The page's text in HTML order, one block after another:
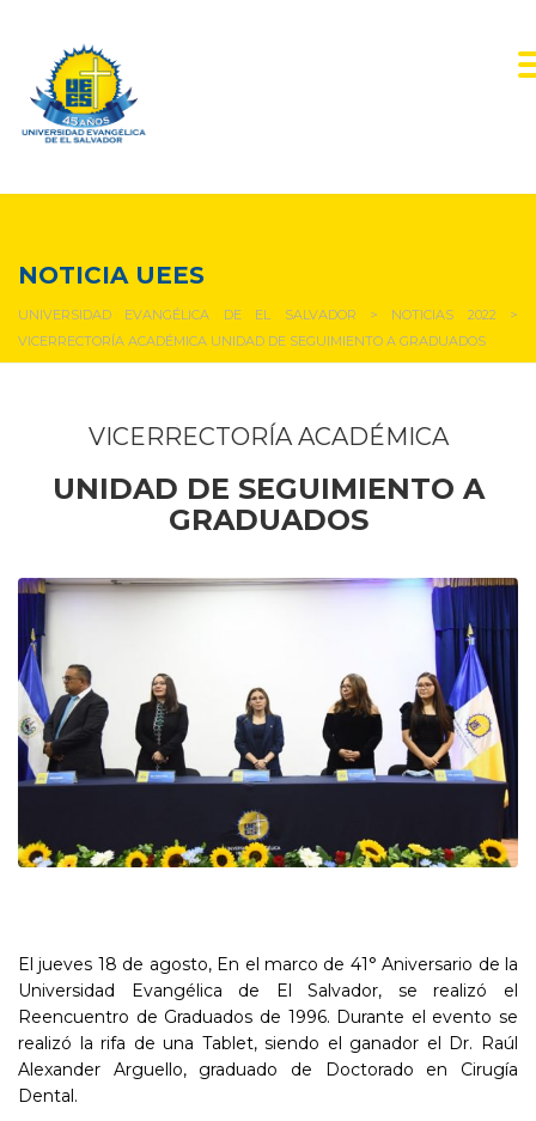
NOTICIA UEES
UNIVERSIDAD EVANGÉLICA DE EL SALVADOR > NOTICIAS 2022>
VICERRECTORÍA ACADÉMICA UNIDAD DE SEGUIMIENTO A GRADUADOS
VICERRECTORÍA ACADÉMICA
UNIDAD DE SEGUIMIENTO A
GRADUADOS
El jueves 18 de agosto, En el marco de 41° Aniversario de la
Universidad Evangélica de El Salvador, se realizó el
Reencuentro de Graduados de 1996. Durante el evento se
realizó la rifa de una Tablet, siendo el ganador el Dr. Raúl
Alexander Arguello, graduado de Doctorado en Cirugía
Dental.